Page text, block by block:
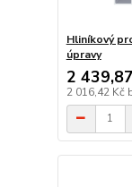
Hliníkový
úpravy
2
2 016,42 Kč